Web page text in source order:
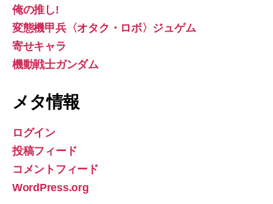
俺の推し!
変態機甲兵〈オタク・ロボ〉ジュゲム
寄せキャラ
機動戦士ガンダム
メタ情報
ログイン
投稿フィード
コメントフィード
WordPress.org